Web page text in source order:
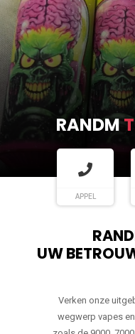
RANDM
APPEL
UW
Verken onze
wegwerp vapes